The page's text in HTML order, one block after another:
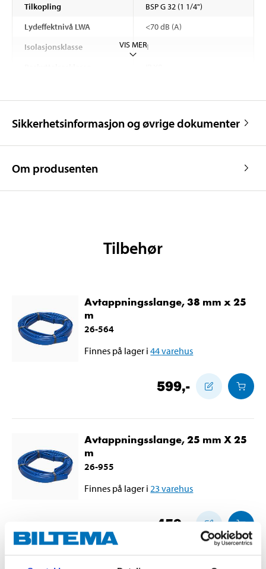
Tilkopling
BSP G 32 (1 1/4")
Lydeffektnivå LWA
<70 dB (A)
Isolasjonsklasse
1
VIS MER
Sikkerhetsinformasjon og øvrige dokumenter
Om produsenten
Tilbehør
Avtappningsslange, 38 mm x 25
m
26-564
Finnes på lager i 44varehus
599,-
Avtappningsslange, 25 mm X 25
m
26-955
Finnes på lager i 23 varehus
459